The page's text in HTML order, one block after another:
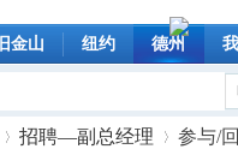
旧金山 纽约 德州
招聘—副总经理
参与/